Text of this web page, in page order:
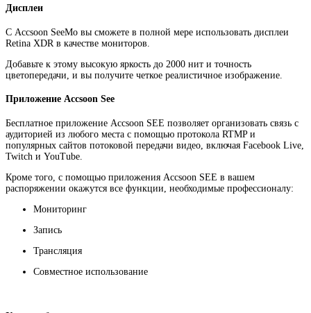
Дисплеи
С Accsoon SeeMo вы сможете в полной мере использовать дисплеи
Retina XDR в качестве мониторов.
Добавьте к этому высокую яркость до 2000 нит и точность
цветопередачи, и вы получите четкое реалистичное изображение.
Приложение Accsoon See
Бесплатное приложение Accsoon SEE позволяет организовать связь с
аудиторией из любого места с помощью протокола RTMP и
популярных сайтов потоковой передачи видео, включая Facebook Live,
Twitch и YouTube.
Кроме того, с помощью приложения Accsoon SEE в вашем
распоряжении окажутся все функции, необходимые профессионалу:
Мониторинг
Запись
Трансляция
Совместное использование